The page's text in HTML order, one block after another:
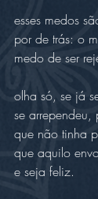
esses medos
por de trás: o
medo de ser
olha só, se já
se
que não tinha
que aquilo
e seja feliz.